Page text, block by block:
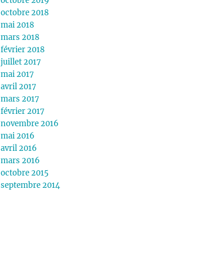
octobre 2018
mai 2018
mars 2018
février 2018
juillet 2017
mai 2017
avril 2017
mars 2017
février 2017
novembre 2016
mai 2016
avril 2016
mars 2016
octobre 2015
septembre 2014